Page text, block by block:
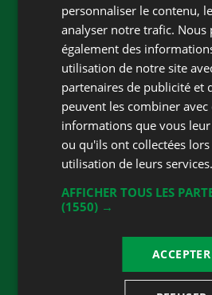
Coordonnées
Hervé Rodesch
Rue du Collège 30
1562 Corcelles-Payerne
Phone
personnaliser le contenu,
analyser notre trafic. Nous
également des
utilisation de notre site
partenaires de publicité et
peuvent les combiner avec
informations que vous
ou qu'ils ont collectées
utilisation de leurs services.
AFFICHER TOUS LES
(1550) →
ACCEPTER